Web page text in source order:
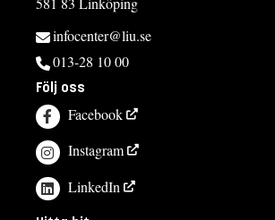
infocenter@liu.se
013-28 10 00
Följ oss
Facebook
Instagram
LinkedIn